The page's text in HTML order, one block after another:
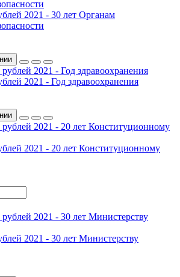
2021 - 30 лет Органам
2021 - Год здравоохранения
2021 - 20 лет Конституционному
2021 - 30 лет Министерству